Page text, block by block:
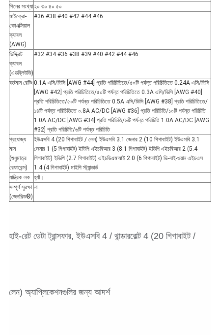
পিনের সংখ্যা২০ ৩০ ৪০ ৫০
মাইক্রো-
কোএক্সিয়াল
ক্যাবল
(AWG)
#36 #38 #40 #42 #44 #46
ডিস্ক্রিট
ক্যাবল
(এডব্লিউজি)
#32 #34 #36 #38 #39 #40 #42 #44 #46
বর্তমান রেটিং0.1A এসি/ডিসি [AWG #44] প্রতি পরিচিতিতে/৫০টি পর্যন্ত পরিচিতিতে 0.24A এসি/ডিসি
[AWG #42] প্রতি পরিচিতিতে/৫০টি পর্যন্ত পরিচিতিতে 0.3A এসি/ডিসি [AWG #40]
প্রতি পরিচিতিতে/৫০টি পর্যন্ত পরিচিতিতে 0.5A এসি/ডিসি [AWG #38] প্রতি পরিচিতিতে/
১৪টি পর্যন্ত পরিচিতিতে ০.8A AC/DC [AWG #36] প্রতি পরিচিতি/১০টি পর্যন্ত পরিচিতি
1.0A AC/DC [AWG #34] প্রতি পরিচিতি/৬টি পর্যন্ত পরিচিতি 1.0A AC/DC [AWG
#32] প্রতি পরিচিতি/৬টি পর্যন্ত পরিচিতি
প্রযোজ্য
মান
(শুধুমাত্র
রেফারেন্স)
ইউএসবি 4 (20 গিগাবাইট / লেন) ইউএসবি 3.1 জেনার 2 (10 গিগাবাইট) ইউএসবি 3.1
জেনার 1 (5 গিগাবাইট) ইডিপি এইচবিআর 3 (8.1 গিগাবাইট) ইডিপি এইচবিআর 2 (5.4
গিগাবাইট) ইডিপি (2.7 গিগাবাইট) এইচডিএমআই 2.0 (6 গিগাবাইট) ভি-বাই-ওয়ান এইচএস
1.4 (4 গিগাবাইট) মাইপি স্ট্যান্ডার্ড
যান্ত্রিক লক হ্যাঁ।
সম্পূর্ণ সুরক্ষা
(জেনশিল্ড®)
না.
হাই-রেট ডেটা ট্রান্সফার, ইউএসবি 4 / থান্ডারবোল্ট 4 (20 গিগাবাইট /
লেন) অ্যাপ্লিকেশনগুলির জন্য আদর্শ